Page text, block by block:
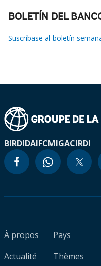
BOLETÍN DEL
Suscríbase al boletín
BIRDIDAIFCMIGACIRDI
À propos
Actualité
Pays
Thèmes